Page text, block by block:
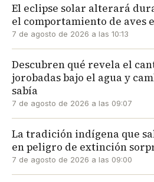
El eclipse solar alterará
el comportamiento de aves
7 de agosto de 2026 a las 10:13
Descubren qué revela el
jorobadas bajo el agua y
sabía
7 de agosto de 2026 a las 09:07
La tradición indígena que
en peligro de extinción
7 de agosto de 2026 a las 09:00